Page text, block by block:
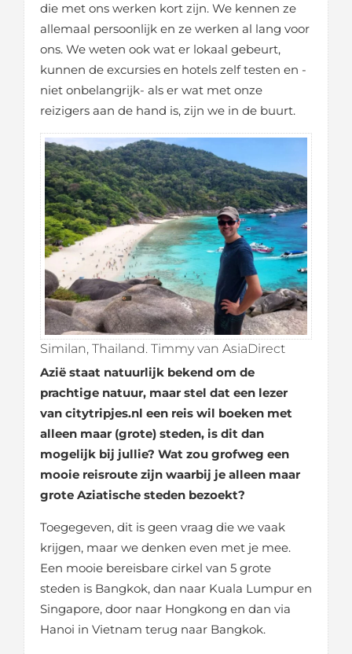
die met ons werken kort zijn. We kennen ze
allemaal persoonlijk en ze werken al lang voor
ons. We weten ook wat er lokaal gebeurt,
kunnen de excursies en hotels zelf testen en -
niet onbelangrijk- als er wat met onze
reizigers aan de hand is, zijn we in de buurt.
Similan, Thailand. Timmy van AsiaDirect
Azië staat natuurlijk bekend om de
prachtige natuur, maar stel dat een lezer
van citytripjes.nl een reis wil boeken met
alleen maar (grote) steden, is dit dan
mogelijk bij jullie? Wat zou grofweg een
mooie reisroute zijn waarbij je alleen maar
grote Aziatische steden bezoekt?
Toegegeven, dit is geen vraag die we vaak
krijgen, maar we denken even met je mee.
Een mooie bereisbare cirkel van 5 grote
steden is Bangkok, dan naar Kuala Lumpur en
Singapore, door naar Hongkong en dan via
Hanoi in Vietnam terug naar Bangkok.